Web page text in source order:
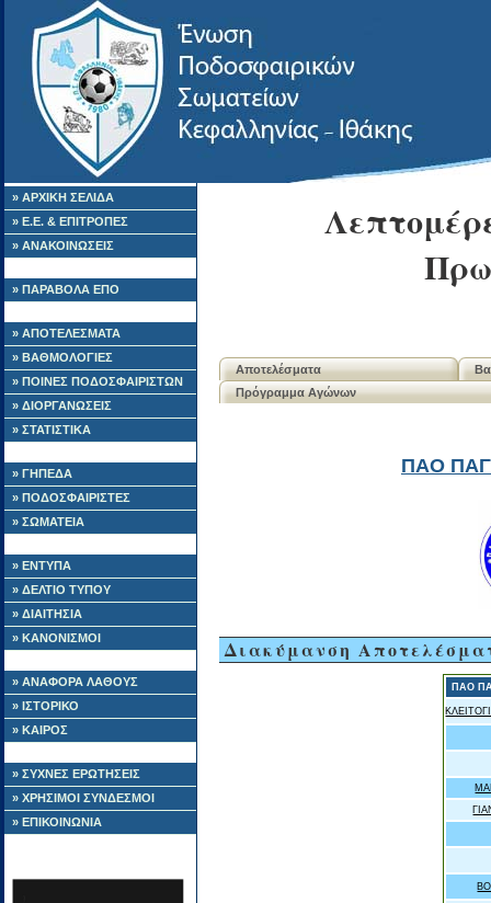
» ΑΡΧΙΚΗ ΣΕΛΙΔΑ
» Ε.Ε. & ΕΠΙΤΡΟΠΕΣ
» ΑΝΑΚΟΙΝΩΣΕΙΣ
» ΠΑΡΑΒΟΛΑ ΕΠΟ
» ΑΠΟΤΕΛΕΣΜΑΤΑ
» ΒΑΘΜΟΛΟΓΙΕΣ
» ΠΟΙΝΕΣ ΠΟΔΟΣΦΑΙΡΙΣΤΩΝ
» ΔΙΟΡΓΑΝΩΣΕΙΣ
» ΣΤΑΤΙΣΤΙΚΑ
» ΓΗΠΕΔΑ
» ΠΟΔΟΣΦΑΙΡΙΣΤΕΣ
» ΣΩΜΑΤΕΙΑ
» ΕΝΤΥΠΑ
» ΔΕΛΤΙΟ ΤΥΠΟΥ
» ΔΙΑΙΤΗΣΙΑ
» ΚΑΝΟΝΙΣΜΟΙ
» ΑΝΑΦΟΡΑ ΛΑΘΟΥΣ
» ΙΣΤΟΡΙΚΟ
» ΚΑΙΡΟΣ
» ΣΥΧΝΕΣ ΕΡΩΤΗΣΕΙΣ
» ΧΡΗΣΙΜΟΙ ΣΥΝΔΕΣΜΟΙ
» ΕΠΙΚΟΙΝΩΝΙΑ
Αποτελέσματα
Πρόγραμμα Αγώνων
ΠΑΟ
Διακύμανση
ΠΑΟ